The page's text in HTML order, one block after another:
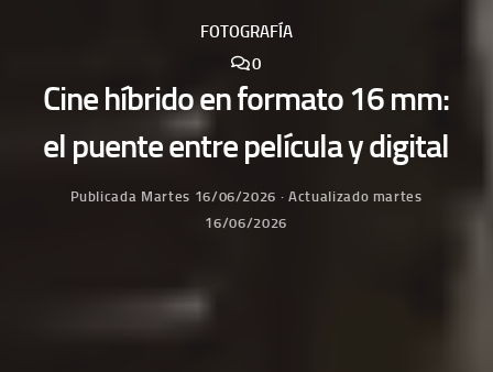
FOTOGRAFÍA
0
Cine híbrido en formato 16 mm:
el puente entre película y digital
Publicada Martes 16/06/2026 · Actualizado martes
16/06/2026